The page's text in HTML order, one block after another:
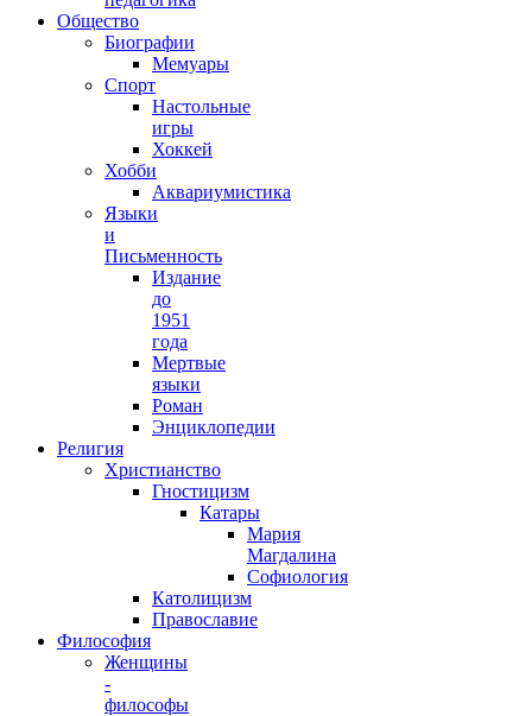
Общество
Биографии
Мемуары
Спорт
Настольные
игры
Хоккей
Хобби
Аквариумистика
Языки
и
Письменность
Издание
до
1951
года
Мертвые
языки
Роман
Энциклопедии
Религия
Христианство
Гностицизм
Катары
Мария
Магдалина
Софиология
Католицизм
Православие
Философия
Женщины
-
философы